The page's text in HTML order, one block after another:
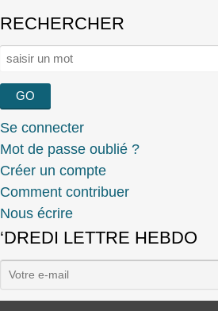
RECHERCHER
Rechercher :
Se connecter
Mot de passe oublié ?
Créer un compte
Comment contribuer
Nous écrire
‘DREDI LETTRE HEBDO